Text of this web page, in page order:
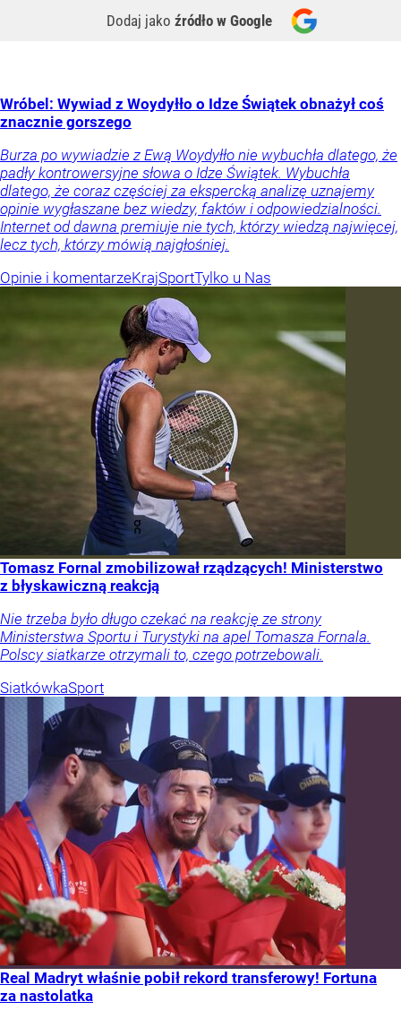
Dodaj jako źródło w Google
Wróbel: Wywiad z Woydyłło o Idze Świątek obnażył coś
znacznie gorszego
Burza po wywiadzie z Ewą Woydyłło nie wybuchła dlatego, że
padły kontrowersyjne słowa o Idze Świątek. Wybuchła
dlatego, że coraz częściej za ekspercką analizę uznajemy
opinie wygłaszane bez wiedzy, faktów i odpowiedzialności.
Internet od dawna premiuje nie tych, którzy wiedzą najwięcej,
lecz tych, którzy mówią najgłośniej.
Opinie i komentarzeKrajSportTylko u Nas
Tomasz Fornal zmobilizował rządzących! Ministerstwo
z błyskawiczną reakcją
Nie trzeba było długo czekać na reakcję ze strony
Ministerstwa Sportu i Turystyki na apel Tomasza Fornala.
Polscy siatkarze otrzymali to, czego potrzebowali.
SiatkówkaSport
Real Madryt właśnie pobił rekord transferowy! Fortuna
za nastolatka